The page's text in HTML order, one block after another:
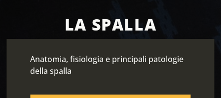
LA SPALLA
Anatomia, fisiologia e principali patologie
della spalla